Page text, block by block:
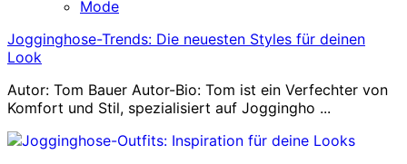
Mode
Jogginghose-Trends: Die neuesten Styles für deinen
Look
Autor: Tom Bauer Autor-Bio: Tom ist ein Verfechter von
Komfort und Stil, spezialisiert auf Joggingho ...